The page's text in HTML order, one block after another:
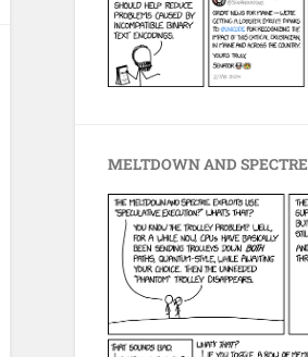
MELTDOWN AND SPECTRE